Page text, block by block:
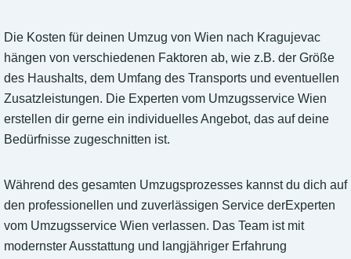
Die Kosten für deinen Umzug von Wien nach Kragujevac
hängen von verschiedenen Faktoren ab, wie z.B. der Größe
des Haushalts, dem Umfang des Transports und eventuellen
Zusatzleistungen. Die Experten vom Umzugsservice Wien
erstellen dir gerne ein individuelles Angebot, das auf deine
Bedürfnisse zugeschnitten ist.
Während des gesamten Umzugsprozesses kannst du dich auf
den professionellen und zuverlässigen Service derExperten
vom Umzugsservice Wien verlassen. Das Team ist mit
modernster Ausstattung und langjähriger Erfahrung